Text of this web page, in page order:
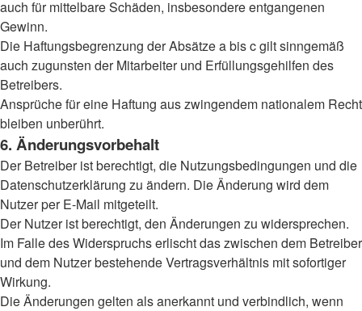
auch für mittelbare Schäden, insbesondere entgangenen
Gewinn.
Die Haftungsbegrenzung der Absätze a bis c gilt sinngemäß
auch zugunsten der Mitarbeiter und Erfüllungsgehilfen des
Betreibers.
Ansprüche für eine Haftung aus zwingendem nationalem Recht
bleiben unberührt.
6. Änderungsvorbehalt
Der Betreiber ist berechtigt, die Nutzungsbedingungen und die
Datenschutzerklärung zu ändern. Die Änderung wird dem
Nutzer per E-Mail mitgeteilt.
Der Nutzer ist berechtigt, den Änderungen zu widersprechen.
Im Falle des Widerspruchs erlischt das zwischen dem Betreiber
und dem Nutzer bestehende Vertragsverhältnis mit sofortiger
Wirkung.
Die Änderungen gelten als anerkannt und verbindlich, wenn